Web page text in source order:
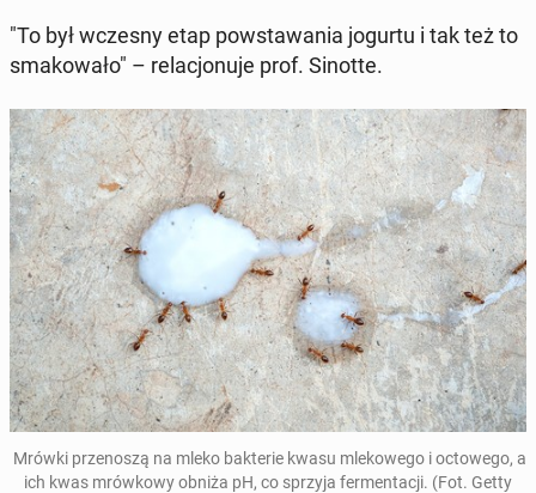
"To był wczesny etap po­wsta­wa­nia jogurtu i tak też to
sma­ko­wa­ło" – re­la­cjo­nu­je prof. Sinotte.
Mrówki prze­no­szą na mleko bak­te­rie kwasu mle­ko­we­go i octo­we­go, a
ich kwas mrów­ko­wy obniża pH, co sprzyja fer­men­ta­cji. (Fot. Getty